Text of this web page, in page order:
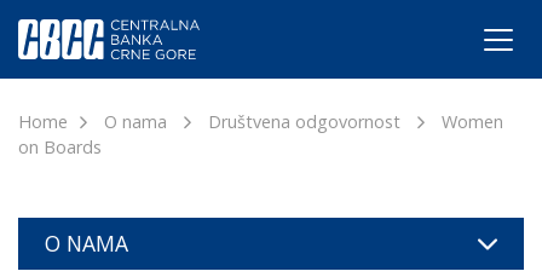
Home O nama Društvena odgovornost
Women
on Boards
O NAMA